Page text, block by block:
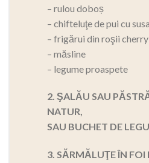
– rulou doboș
– chifteluţe de pui cu
– frigărui din roşii
– măsline
– legume proaspete
2. ŞALĂU SAU
NATUR,
SAU BUCHET DE
3. SĂRMĂLUŢE ÎN FOI